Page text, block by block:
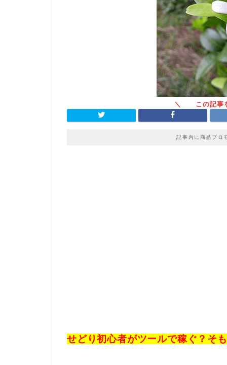
記事内に商品プロ
せどり初心者がツールで稼ぐ？そ